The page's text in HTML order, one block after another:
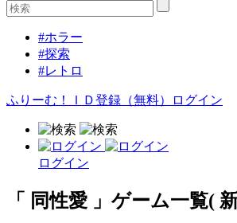
#ホラー
#探索
#レトロ
ふりーむ！ＩＤ登録（無料） ログイン
ログイン
「 同性愛 」ゲーム一覧(